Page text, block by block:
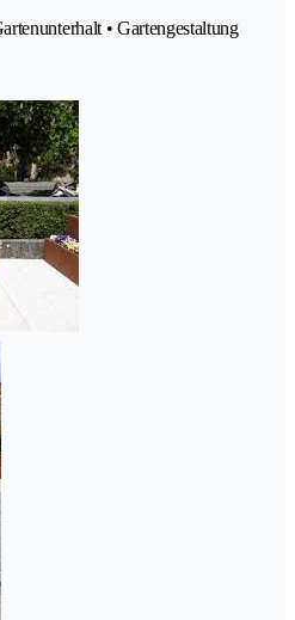
• Gartengestaltung